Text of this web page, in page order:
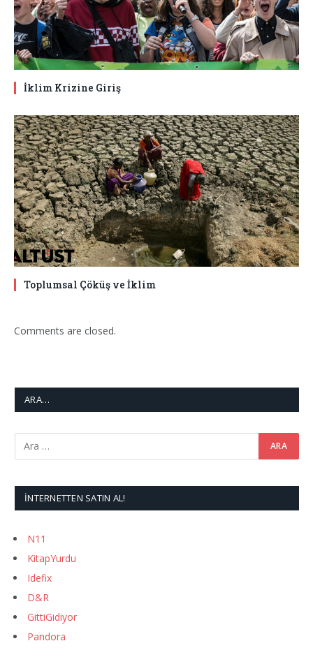
İklim Krizine Giriş
Toplumsal Çöküş ve İklim
Comments are closed.
ARA…
İNTERNETTEN SATIN AL!
N11
KitapYurdu
Idefix
D&R
GittiGidiyor
Pandora